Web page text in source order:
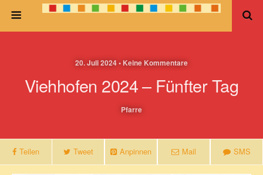
20. Juli 2024 • Keine Kommentare
Viehhofen 2024 – Fünfter Tag
Pfarre
Teilen Tweet Anpinnen Mail SMS